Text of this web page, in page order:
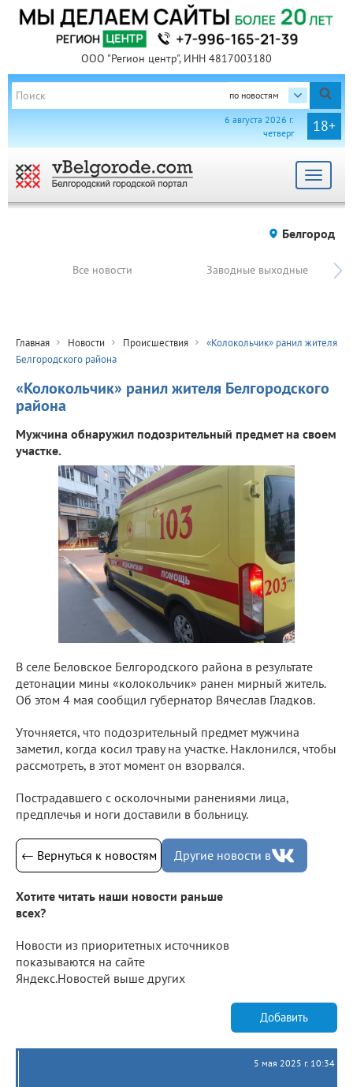
ООО "Регион центр", ИНН 4817003180
по новостям
18+
6 августа 2026 г.
четверг
Toggle
Белгород
Все новости Заводные выходные
Главная Новости Происшествия
«Колокольчик» ранил жителя
Белгородского района
«Колокольчик» ранил жителя Белгородского
района
Мужчина обнаружил подозрительный предмет на своем
участке.
В селе Беловское Белгородского района в результате
детонации мины «колокольчик» ранен мирный житель.
Об этом 4 мая сообщил губернатор Вячеслав Гладков.
Уточняется, что подозрительный предмет мужчина
заметил, когда косил траву на участке. Наклонился, чтобы
рассмотреть, в этот момент он взорвался.
Пострадавшего с осколочными ранениями лица,
предплечья и ноги доставили в больницу.
← Вернуться к новостям Другие новости в
Хотите читать наши новости раньше
всех?
Новости из приоритетных источников
показываются на сайте
Яндекс.Новостей выше других
Добавить
5 мая 2025 г. 10:34